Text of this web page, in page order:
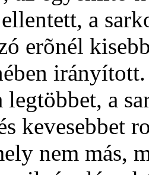
a
erõnél
legtöbbet, a
kevesebbet
nem más,